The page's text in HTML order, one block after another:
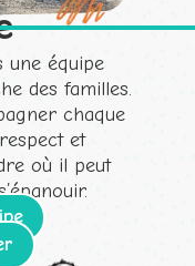
une équipe
des familles.
chaque
et
où il peut